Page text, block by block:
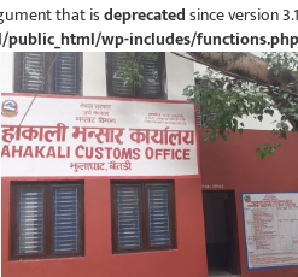
that isdeprecatedsince version
wp-includes/functions.php